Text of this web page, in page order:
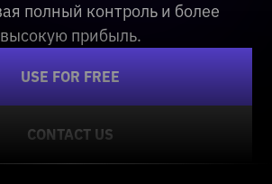
полный контроль и более
высокую прибыль.
USE FOR FREE
CONTACT US